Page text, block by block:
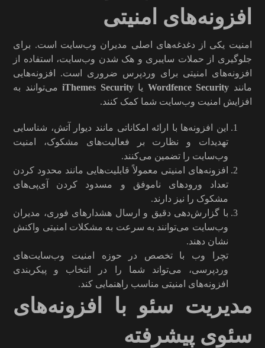
افزونه‌های امنیتی
امنیت یکی از دغدغه‌های اصلی مدیران وب‌سایت است. برای
جلوگیری از حملات سایبری و هک شدن وب‌سایت، استفاده از
افزونه‌های امنیتی برای وردپرس ضروری است. افزونه‌هایی
مانند Wordfence Security یاiThemes Securityمی‌توانند به
افزایش امنیت وب‌سایت شما کمک کنند.
این افزونه‌ها با ارائه امکاناتی مانند دیوار آتش، شناسایی
تهدیدات و نظارت بر فعالیت‌های مشکوک، امنیت
وب‌سایت را تضمین می‌کنند.
افزونه‌های امنیتی معمولاً قابلیت‌هایی مانند محدود کردن
تعداد ورودهای ناموفق و مسدود کردن آی‌پی‌های
مشکوک را نیز دارند.
با گزارش‌دهی دقیق و ارسال هشدارهای فوری، مدیران
وب‌سایت می‌توانند به سرعت به مشکلات امنیتی واکنش
نشان دهند.
تچرا وب با تخصص در حوزه امنیت وب‌سایت‌های
وردپرسی، می‌تواند شما را در انتخاب و پیکربندی
افزونه‌های امنیتی مناسب راهنمایی کند.
مدیریت سئو با افزونه‌های
سئوی پیشرفته